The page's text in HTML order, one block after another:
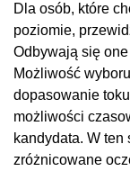
Dla osób, które
poziomie,
Odbywają się
Możliwość
dopasowanie
możliwości
kandydata. W
zróżnicowane